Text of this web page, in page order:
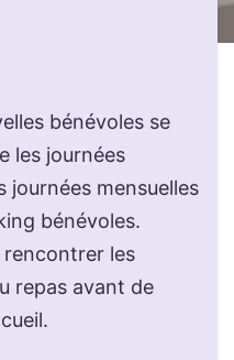
bénévoles se
les journées
mensuelles
bénévoles.
rencontrer les
repas avant de